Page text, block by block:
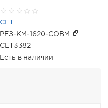
CET
РЕЗ-KM-1620-СОВМ
CET3382
Есть в наличии